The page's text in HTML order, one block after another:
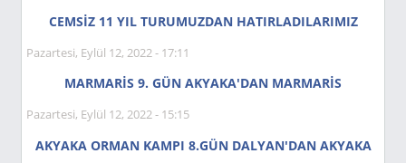
CEMSİZ 11 YIL TURUMUZDAN HATIRLADILARIMIZ
Pazartesi, Eylül 12, 2022 - 17:11
MARMARİS 9. GÜN AKYAKA'DAN MARMARİS
Pazartesi, Eylül 12, 2022 - 15:15
AKYAKA ORMAN KAMPI 8.GÜN DALYAN'DAN AKYAKA